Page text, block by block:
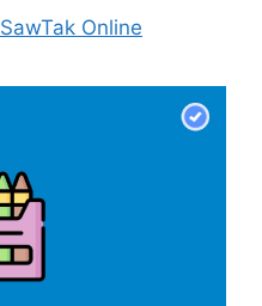
SawTak Online